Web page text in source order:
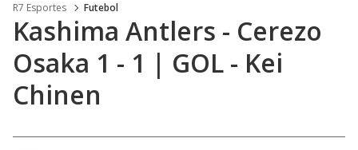
R7 Esportes Futebol
Kashima Antlers - Cerezo
Osaka 1 - 1 | GOL - Kei
Chinen